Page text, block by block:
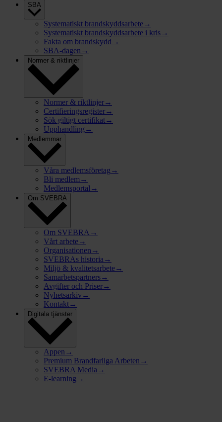
SBA
Systematiskt brandskyddsarbete→
Systematiskt brandskyddsarbete i kris→
Fakta om brandskydd →
SBA-dagen →
Normer & riktlinjer
Normer & riktlinjer→
Certifieringsregister→
Sök giltigt certifikat→
Upphandling →
Medlemmar
Våra medlemsföretag →
Bli medlem →
Medlemsportal →
Om SVEBRA
Om SVEBRA →
Vårt arbete→
Organisationen →
SVEBRAs historia→
Miljö & kvalitetsarbete→
Samarbetspartners→
Avgifter och Priser→
Nyhetsarkiv→
Kontakt→
Digitala tjänster
Appen →
Premium Brandfarliga Arbeten →
SVEBRA Media→
E-learning→